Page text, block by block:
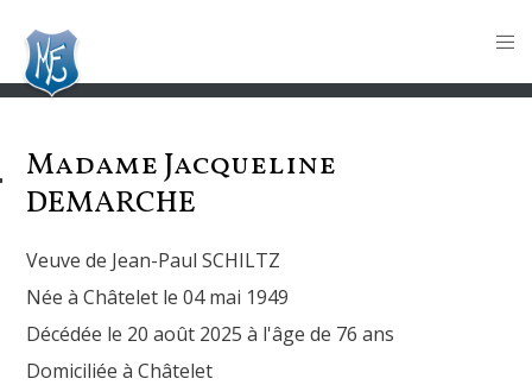
Madame Jacqueline
DEMARCHE
Veuve de Jean-Paul SCHILTZ
Née à Châtelet le 04 mai 1949
Décédée le 20 août 2025 à l'âge de 76 ans
Domiciliée à Châtelet